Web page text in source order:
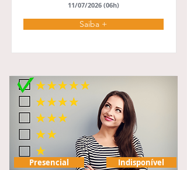
11/07/2026 (06h)
Saiba +
Indisponível
Presencial